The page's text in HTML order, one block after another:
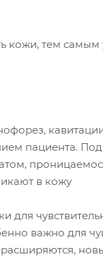
кожи, тем самым
пациента.
в кожу
для
важно для